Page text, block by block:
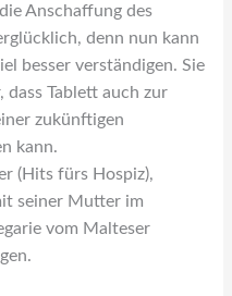
Anschaffung des
denn nun kann
besser verständigen. Sie
dass Tablett auch zur
zukünftigen
kann.
(Hits fürs Hospiz),
seiner Mutter im
vom Malteser